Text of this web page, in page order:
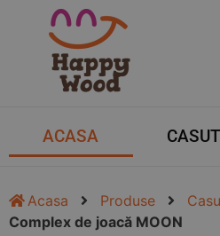
ACASA
Acasa Produse
Complex de joacă MOON